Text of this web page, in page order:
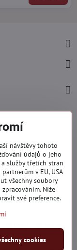
návštěvy tohoto
údajů o jeho
služby třetích stran
v EU, USA
všechny soubory
Níže
své preference.
cookies